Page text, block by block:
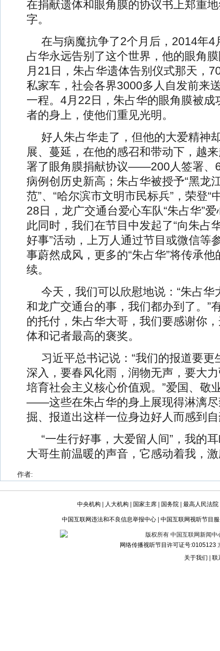
在捐献遗体和眼角膜的协议书上郑重
字。
在与病魔抗争了2个月后，2014年4
占华永远告别了这个世界，他的眼角
月21日，朱占华遗体告别仪式那天，
私家车，社会各界3000多人自发前来
一程。4月22日，朱占华的眼角膜被成
者的身上，使他们重见光明。
好人朱占华走了，但他的大爱精神
展、蔓延，在他的感召和带动下，越
署了眼角膜捐献协议——200人签署、
病例创历史新高；朱占华被授予“黑龙
范”、“哈尔滨市文明市民标兵”，荣登“
28日，龙广交通台爱心车队“朱占华”
此同时，我们在节目中发起了“向朱占
好事”活动，上万人通过节目或微信等
事蔚然成风，更多的“朱占华”将传承
续。
今天，我们可以欣慰地说：“朱占华
和龙广交通台的事，我们都办到了。”
的托付，朱占华大哥，我们要感谢你
体和记者最高的褒奖。
习近平总书记说：“我们的报道要更
深入，要春风化雨，润物无声，要大
培育社会主义核心价值观。”爱国、敬
——这些在朱占华的身上展现得淋漓尽
掘、报道出这样一位身边好人而感到
“一生行好事，大爱留人间”，我的
大哥生前温暖的声音，它感动着我，
作者:
中央机构 人大机构 国家主席 国务院 最高人民法院
中国互联网违法和不良信息举报中心 中国互联网视听节目
版权所有 中国互联网新闻
网络传播视听节目许可证号:0105123
关于我们
联